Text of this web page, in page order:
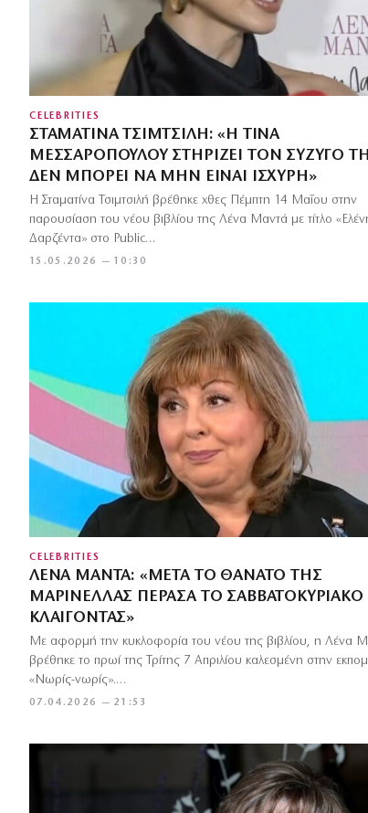
CELEBRITIES
ΣΤΑΜΑΤΊΝΑ ΤΣΙΜΤΣΙΛΉ: «Η ΤΊΝΑ
ΜΕΣΣΑΡΟΠΟΎΛΟΥ ΣΤΗΡΊΖΕΙ ΤΟΝ ΣΎΖΥΓΌ
ΔΕΝ ΜΠΟΡΕΊ ΝΑ ΜΗΝ ΕΊΝΑΙ ΙΣΧΥΡΉ»
15.05.2026 — 10:30
Η Σταματίνα Τσιμτσιλή βρέθηκε χθες Πέμπτη 14 Μαΐου στην
παρουσίαση του νέου βιβλίου της Λένα Μαντά με τίτλο
Δαρζέντα» στο Public…
CELEBRITIES
ΛΈΝΑ ΜΑΝΤΆ: «ΜΕΤΆ ΤΟ ΘΆΝΑΤΟ ΤΗΣ
ΜΑΡΙΝΈΛΛΑΣ ΠΈΡΑΣΑ ΤΟ ΣΑΒΒΑΤΟΚΎΡΙΑΚΟ
ΚΛΑΊΓΟΝΤΑΣ»
07.04.2026 — 21:53
Με αφορμή την κυκλοφορία του νέου της βιβλίου, η Λένα
βρέθηκε το πρωί της Τρίτης 7 Απριλίου καλεσμένη στην
«Νωρίς-νωρίς».…